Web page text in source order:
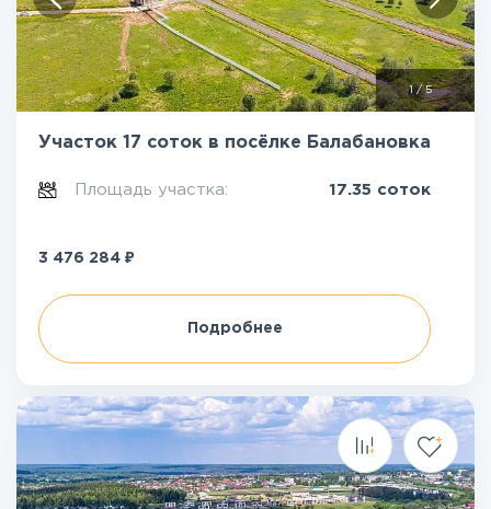
1/5
Участок 17 соток в посёлке Балабановка
Площадь участка: 17.35 соток
3 476 284 ₽
Подробнее